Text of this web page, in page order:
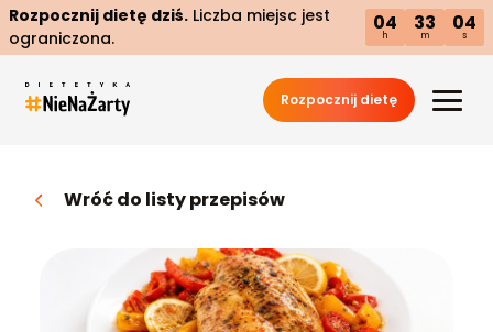
Rozpocznij dietę dziś. Liczba miejsc jest
ograniczona.
04
h
33
m
02
s
Rozpocznij dietę
Wróć do listy przepisów